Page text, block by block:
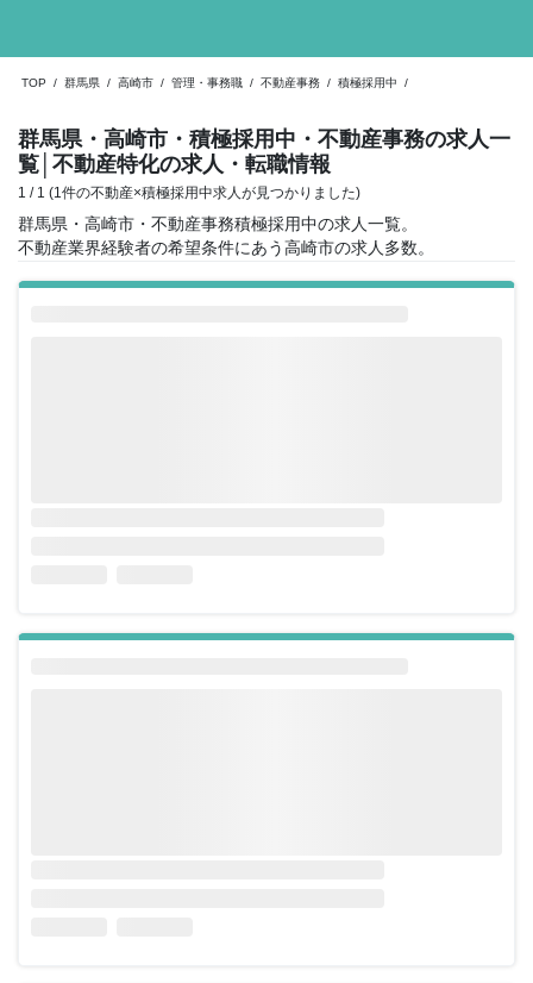
TOP / 群馬県 / 高崎市 / 管理・事務職 / 不動産事務 / 積極採用中 /
群馬県・高崎市・積極採用中・不動産事務の求人一
覧 │不動産特化の求人・転職情報
1 / 1 (1件の不動産×積極採用中求人が見つかりました)
群馬県・高崎市・不動産事務積極採用中の求人一覧。
不動産業界経験者の希望条件にあう高崎市の求人多数。